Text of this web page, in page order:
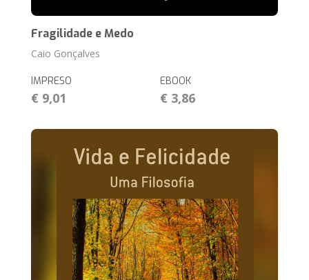
Fragilidade e Medo
Caio Gonçalves
IMPRESO
€ 9,01
EBOOK
€ 3,86